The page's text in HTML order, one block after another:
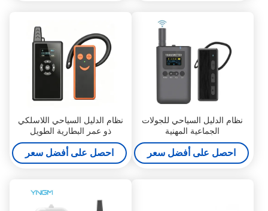
نظام الدليل السياحي للجولات
الجماعية المهنية
احصل على أفضل سعر
نظام الدليل السياحي اللاسلكي
ذو عمر البطارية الطويل
للمعارض
احصل على أفضل سعر